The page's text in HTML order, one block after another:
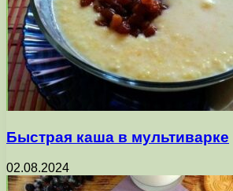
Быстрая каша в мультиварке
02.08.2024